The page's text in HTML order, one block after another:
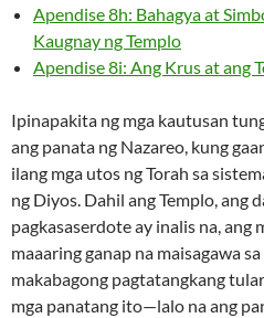
Apendise 8h: Bahagya at
Kaugnay ng Templo
Apendise 8i: Ang Krus at ang
Ipinapakita ng mga kautusan
ang panata ng Nazareo, kung
ilang mga utos ng Torah sa
ng Diyos. Dahil ang Templo, ang
pagkasaserdote ay inalis na, ang
maaaring ganap na maisagawa
makabagong pagtatangkang
mga panatang ito—lalo na ang